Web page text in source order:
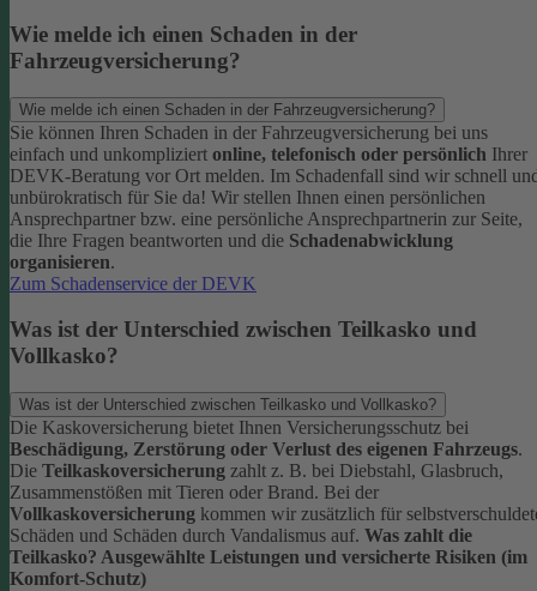
Wie melde ich einen Schaden in der
Fahrzeugversicherung?
Wie melde ich einen Schaden in der Fahrzeugversicherung?
Sie können Ihren Schaden in der Fahrzeugversicherung bei uns
einfach und unkompliziert online, telefonisch oder persönlich Ihrer
DEVK-Beratung vor Ort melden. Im Schadenfall sind wir schnell
unbürokratisch für Sie da! Wir stellen Ihnen einen persönlichen
Ansprechpartner bzw. eine persönliche Ansprechpartnerin zur Seite,
die Ihre Fragen beantworten und die Schadenabwicklung
organisieren.
Zum Schadenservice der DEVK
Was ist der Unterschied zwischen Teilkasko und
Vollkasko?
Was ist der Unterschied zwischen Teilkasko und Vollkasko?
Die Kaskoversicherung bietet Ihnen Versicherungsschutz bei
Beschädigung, Zerstörung oder Verlust des eigenen Fahrzeugs.
Die Teilkaskoversicherung zahlt z. B. bei Diebstahl, Glasbruch,
Zusammenstößen mit Tieren oder Brand. Bei der
Vollkaskoversicherung kommen wir zusätzlich für
Schäden und Schäden durch Vandalismus auf. Was zahlt die
Teilkasko? Ausgewählte Leistungen und versicherte Risiken (im
Komfort-Schutz)